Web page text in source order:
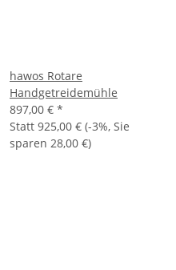
hawos Rotare
Handgetreidemühle
897,00 € *
Statt 925,00 € (-3%, Sie
sparen 28,00 €)